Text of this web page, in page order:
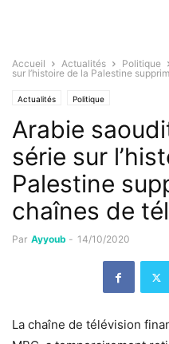
Accueil Actualités Politique
sur l’histoire de la Palestine
Actualités Politique
Arabie
série sur
Palestine
chaînes de
Par Ayyoub - 14/10/2020
La chaîne de télévision